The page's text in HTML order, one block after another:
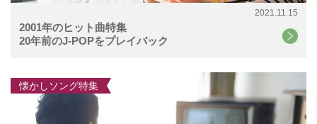
2021.11.15
2001年のヒット曲特集
20年前のJ-POPをプレイバック
懐かしソング特集